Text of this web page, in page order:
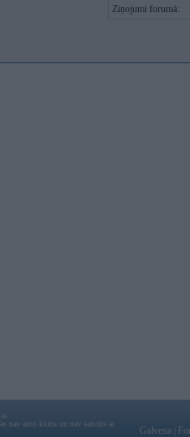
Ziņojumi forumā:
nav auto klubs un nav saistīts ar
Galvena